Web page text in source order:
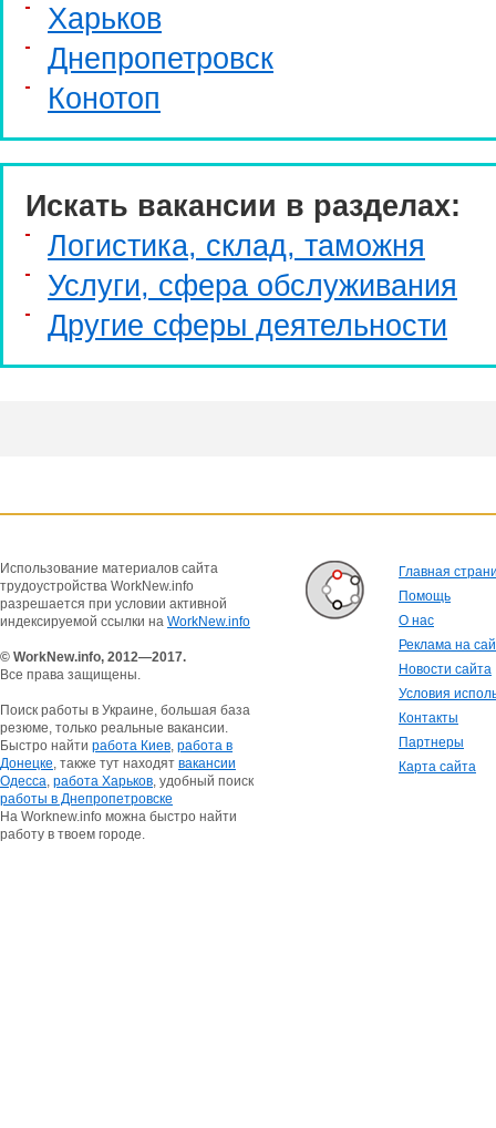
Харьков
Днепропетровск
Конотоп
Искать вакансии в разделах:
Логистика, склад, таможня
Услуги, cфера обслуживания
Другие сферы деятельности
Использование материалов сайта
трудоустройства WorkNew.info
разрешается при условии активной
индексируемой ссылки на WorkNew.info
© WorkNew.info, 2012—2017.
Все права защищены.
Поиск работы в Украине, большая база
резюме, только реальные вакансии.
Быстро найти работа Киев, работа в
Донецке, также тут находят вакансии
Одесса, работа Харьков, удобный поиск
работы в Днепропетровске
На Worknew.info можна быстро найти
работу в твоем городе.
Главная
Помощь
О нас
Реклама на
Новости сайта
Условия
Контакты
Партнеры
Карта сайта